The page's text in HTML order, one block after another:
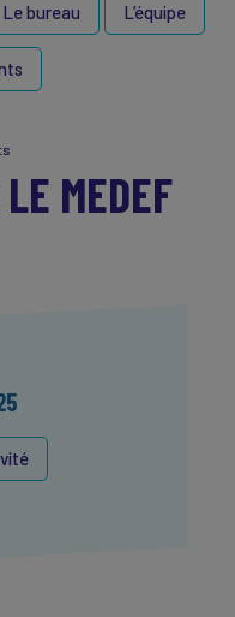
Le bureau L’équipe
LE MEDEF